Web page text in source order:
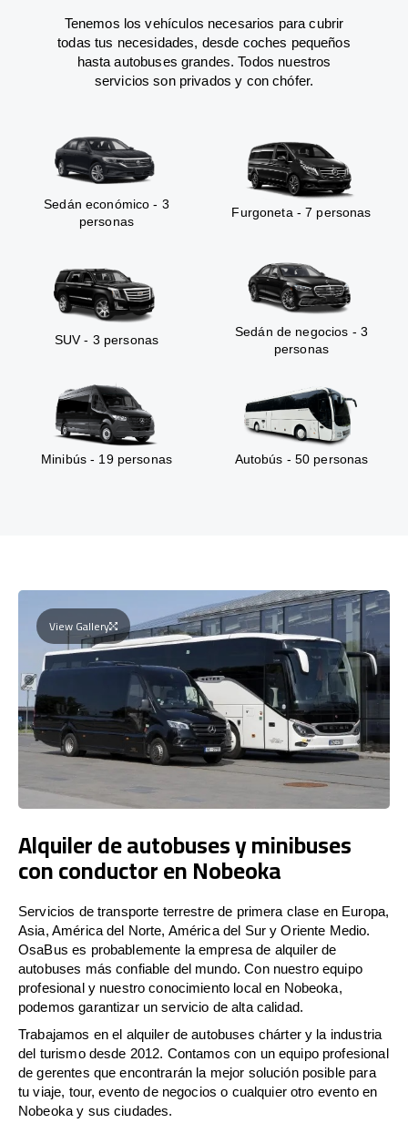
Tenemos los vehículos necesarios para cubrir
todas tus necesidades, desde coches pequeños
hasta autobuses grandes. Todos nuestros
servicios son privados y con chófer.
Sedán económico - 3
personas
Furgoneta - 7 personas
SUV - 3 personas
Sedán de negocios - 3
personas
Minibús - 19 personas Autobús - 50 personas
View Gallery
Alquiler de autobuses y minibuses
con conductor en Nobeoka
Servicios de transporte terrestre de primera clase en Europa,
Asia, América del Norte, América del Sur y Oriente Medio.
OsaBus es probablemente la empresa de alquiler de
autobuses más confiable del mundo. Con nuestro equipo
profesional y nuestro conocimiento local en Nobeoka,
podemos garantizar un servicio de alta calidad.
Trabajamos en el alquiler de autobuses chárter y la industria
del turismo desde 2012. Contamos con un equipo profesional
de gerentes que encontrarán la mejor solución posible para
tu viaje, tour, evento de negocios o cualquier otro evento en
Nobeoka y sus ciudades.